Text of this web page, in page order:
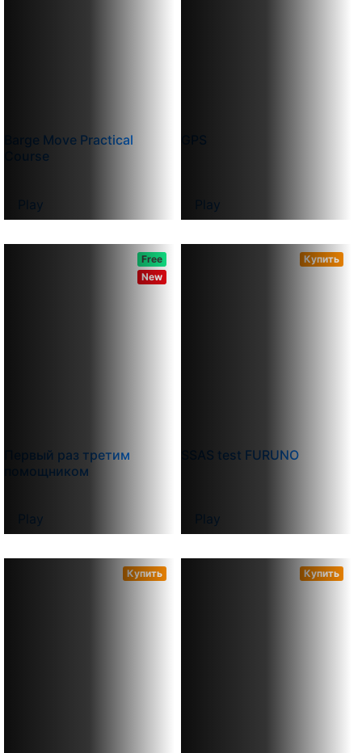
Barge Move Practical
Course
Play
GPS
Play
Free
New
Первый раз третим
помощником
Play
Купить
SSAS test FURUNO
Play
Купить Купить